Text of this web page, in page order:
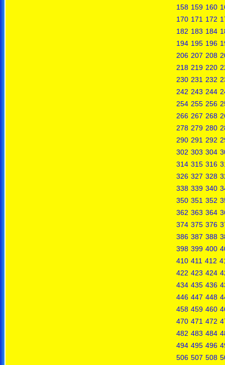
158 159 160
170 171 172
182 183 184
194 195 196
206 207 208
218 219 220
230 231 232
242 243 244
254 255 256
266 267 268
278 279 280
290 291 292
302 303 304
314 315 316
326 327 328
338 339 340
350 351 352
362 363 364
374 375 376
386 387 388
398 399 400
410 411 412
422 423 424
434 435 436
446 447 448
458 459 460
470 471 472
482 483 484
494 495 496
506 507 508